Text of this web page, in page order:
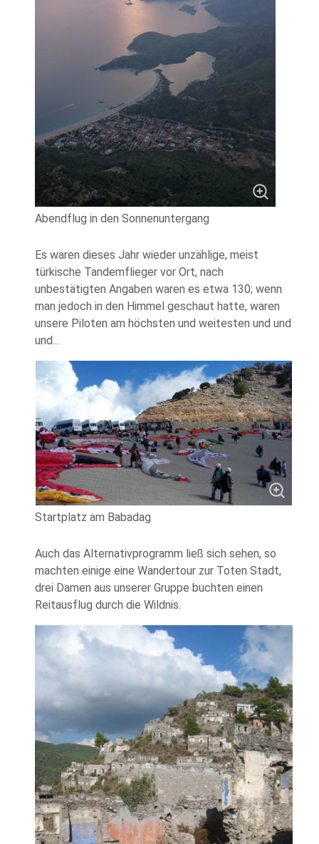
Abendflug in den Sonnenuntergang
Es waren dieses Jahr wieder unzählige, meist
türkische Tandemflieger vor Ort, nach
unbestätigten Angaben waren es etwa 130; wenn
man jedoch in den Himmel geschaut hatte, waren
unsere Piloten am höchsten und weitesten und und
und...
Startplatz am Babadag
Auch das Alternativprogramm ließ sich sehen, so
machten einige eine Wandertour zur Toten Stadt,
drei Damen aus unserer Gruppe buchten einen
Reitausflug durch die Wildnis.